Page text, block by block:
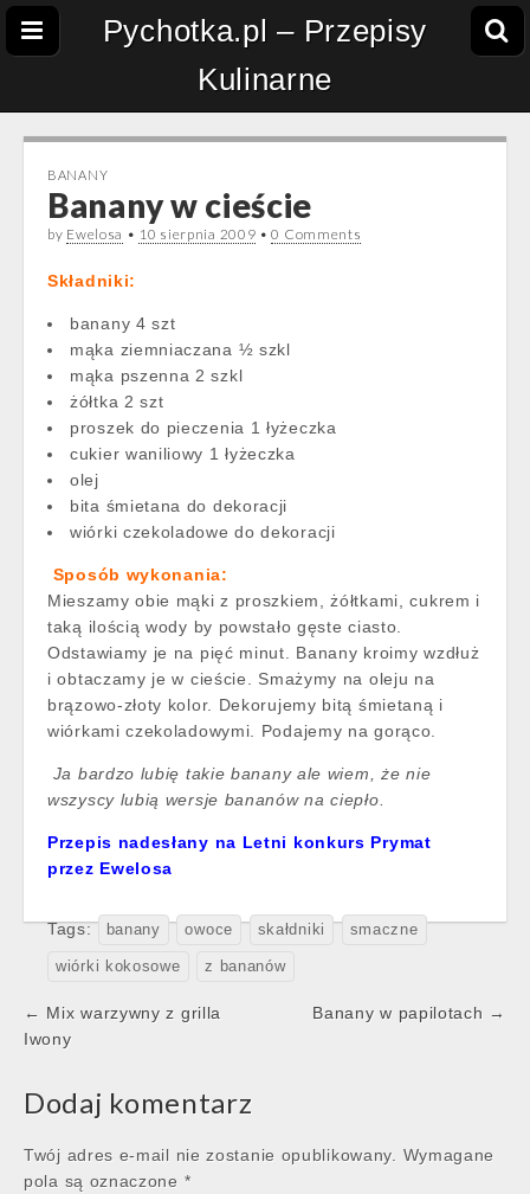
Pychotka.pl – Przepisy
Kulinarne
BANANY
Banany w cieście
by Ewelosa • 10 sierpnia 2009 •0 Comments
Składniki:
banany 4 szt
mąka ziemniaczana ½ szkl
mąka pszenna 2 szkl
żółtka 2 szt
proszek do pieczenia 1 łyżeczka
cukier waniliowy 1 łyżeczka
olej
bita śmietana do dekoracji
wiórki czekoladowe do dekoracji
Sposób wykonania:
Mieszamy obie mąki z proszkiem, żółtkami, cukrem i
taką ilością wody by powstało gęste ciasto.
Odstawiamy je na pięć minut. Banany kroimy wzdłuż
i obtaczamy je w cieście. Smażymy na oleju na
brązowo-złoty kolor. Dekorujemy bitą śmietaną i
wiórkami czekoladowymi. Podajemy na gorąco.
Ja bardzo lubię takie banany ale wiem, że nie
wszyscy lubią wersje bananów na ciepło.
Przepis nadesłany na Letni konkurs Prymat
przez Ewelosa
Tags: banany owoce skałdniki smaczne
wiórki kokosowe z bananów
Post
navigation
← Mix warzywny z grilla
Iwony
Banany w papilotach →
Dodaj komentarz
Twój adres e-mail nie zostanie opublikowany.
Wymagane
pola są oznaczone *